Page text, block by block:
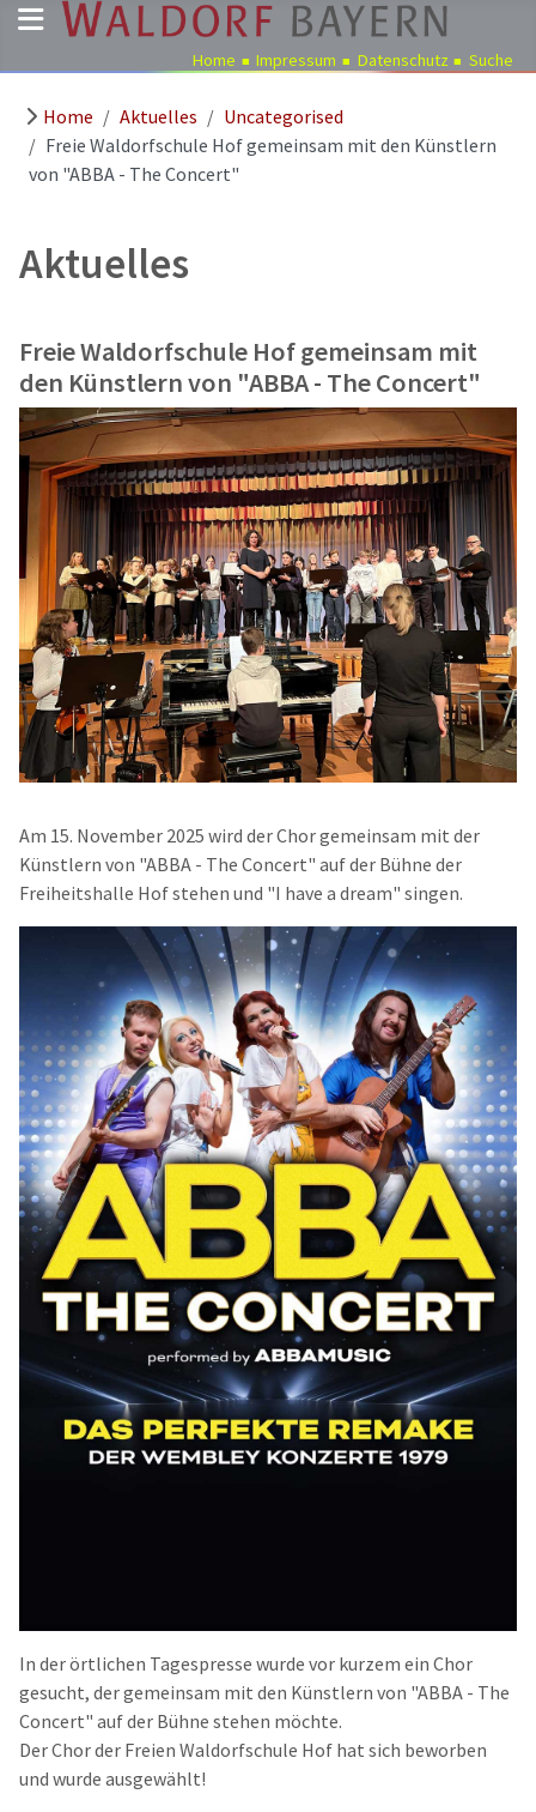
Pädagogik
Über
Schulen
Freie
Stellen
Aktuelles
Termine
Home Impressum Datenschutz Suche
Home Aktuelles
Uncategorised
Freie Waldorfschule Hof gemeinsam mit den Künstlern
von "ABBA - The Concert"
Aktuelles
Freie Waldorfschule Hof gemeinsam mit
den Künstlern von "ABBA - The Concert"
Am 15. November 2025 wird der Chor gemeinsam mit der
Künstlern von "ABBA - The Concert" auf der Bühne der
Freiheitshalle Hof stehen und "I have a dream" singen.
In der örtlichen Tagespresse wurde vor kurzem ein Chor
gesucht, der gemeinsam mit den Künstlern von "ABBA - The
Concert" auf der Bühne stehen möchte.
Der Chor der Freien Waldorfschule Hof hat sich beworben
und wurde ausgewählt!